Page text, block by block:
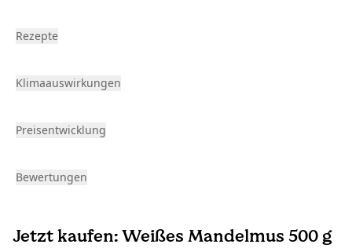
Rezepte
Klimaauswirkungen
Preisentwicklung
Bewertungen
Jetzt kaufen: Weißes Mandelmus 500 g